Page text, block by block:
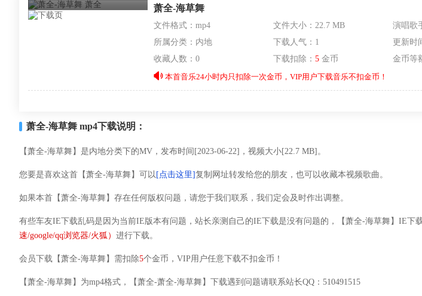
萧全-海草舞
文件格式：mp4 文件大小：22.7 MB
演唱歌
所属分类： 内地 下载人气：1
更新时
收藏人数：0
下载扣除： 5 金币 金币等
本首音乐24小时内只扣除一次金币，VIP用户下载音乐不扣金币！
萧全-海草舞 mp4下载说明：
【萧全-海草舞】是内地分类下的MV，发布时间[2023-06-22]，视频大小[22.7 MB]。
您要是喜欢这首【萧全-海草舞】可以 [点击这里]复制网址转发给您的朋友，也可以收藏本视频歌曲。
如果本首【萧全-海草舞】存在任何版权问题，请您于我们联系，我们定会及时作出调整。
有些车友IE下载乱码是因为当前IE版本有问题，站长亲测自己的IE下载是没有问题的，【萧全-海草舞】IE下
速/google/qq浏览器/火狐） 进行下载。
会员下载【萧全-海草舞】需扣除5个金币，VIP用户任意下载不扣金币！
【萧全-海草舞】为mp4格式，【萧全-萧全-海草舞】下载遇到问题请联系站长QQ：510491515